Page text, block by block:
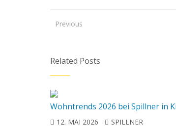
Previous
Related Posts
Wohntrends 2026 bei Spillner in
12. MAI 2026 SPILLNER